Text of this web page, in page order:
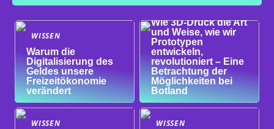
WISSEN
Warum die
Digitalisierung des
Geldes unsere
Freizeitökonomie
verändert
WISSEN
Wie 3D-Druck die Art
und Weise, wie wir
Prototypen
entwickeln,
revolutioniert – Eine
Betrachtung der
Möglichkeiten bei
Botland
WISSEN WISSEN